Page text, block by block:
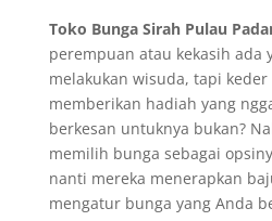
Toko Bunga Sirah Pulau
perempuan atau kekasih ada
melakukan wisuda, tapi keder
memberikan hadiah yang
berkesan untuknya bukan?
memilih bunga sebagai
nanti mereka menerapkan
mengatur bunga yang Anda